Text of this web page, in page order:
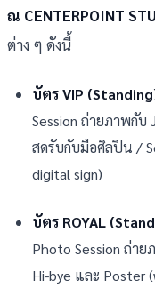
ณ CENTERPOINT
ต่าง ๆ ดังนี้
บัตร VIP
Session ถ่ายภาพกั
สดรับกับมือศิลปิน /
digital sign)
บัตร ROYAL
Photo Session ถ่า
Hi-bye และ Poster